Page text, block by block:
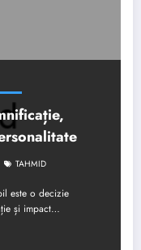
TAHMID
este o decizie
și impact…